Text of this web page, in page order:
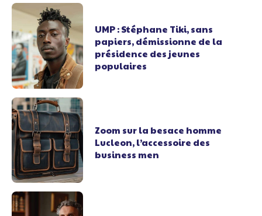
UMP : Stéphane Tiki, sans
papiers, démissionne de la
présidence des jeunes
populaires
Zoom sur la besace homme
Lucleon, l’accessoire des
business men